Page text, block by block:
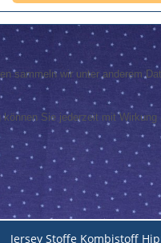
Jersey Stoffe Kombistoff
sammeln wir unter anderem
Sie jederzeit mit Wirkung